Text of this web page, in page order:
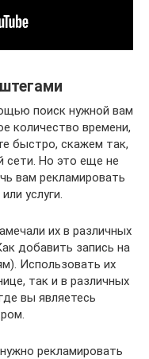
поиск нужной вам
количество времени,
быстро, скажем так,
сети. Но это еще не
вам рекламировать
услуги.
их в различных
добавить запись на
Использовать их
так и в различных
вы являетесь
рекламировать